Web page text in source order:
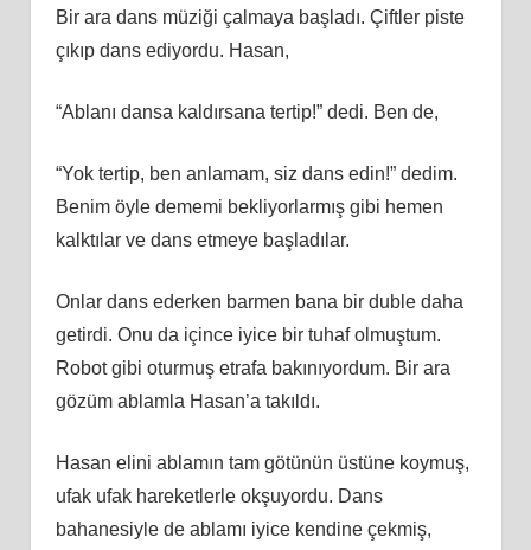
Bir ara dans müziği çalmaya başladı. Çiftler piste
çıkıp dans ediyordu. Hasan,
“Ablanı dansa kaldırsana tertip!” dedi. Ben de,
“Yok tertip, ben anlamam, siz dans edin!” dedim.
Benim öyle dememi bekliyorlarmış gibi hemen
kalktılar ve dans etmeye başladılar.
Onlar dans ederken barmen bana bir duble daha
getirdi. Onu da içince iyice bir tuhaf olmuştum.
Robot gibi oturmuş etrafa bakınıyordum. Bir ara
gözüm ablamla Hasan’a takıldı.
Hasan elini ablamın tam götünün üstüne koymuş,
ufak ufak hareketlerle okşuyordu. Dans
bahanesiyle de ablamı iyice kendine çekmiş,